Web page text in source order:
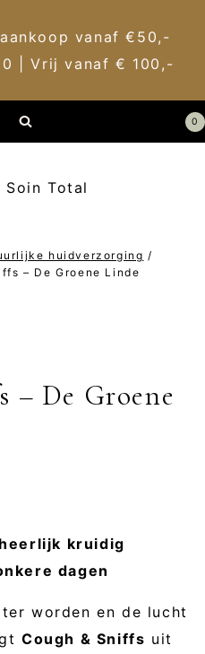
vanaf €50,-
| Vrij vanaf € 100,-
0
huidverzorging /
– De Groene Linde
– De Groene
kruidig
dagen
worden en de lucht
Cough & Sniffs uit